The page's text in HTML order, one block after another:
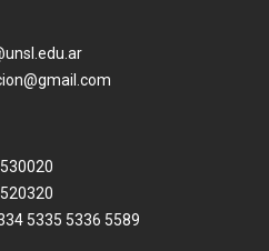
5335 5336 5589